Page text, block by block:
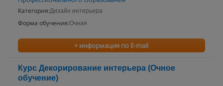
Категория:Дизайн интерьера
Форма обучения:Очная
+ информация по E-mail
Курс Декорирование интерьера (Очное
обучение)